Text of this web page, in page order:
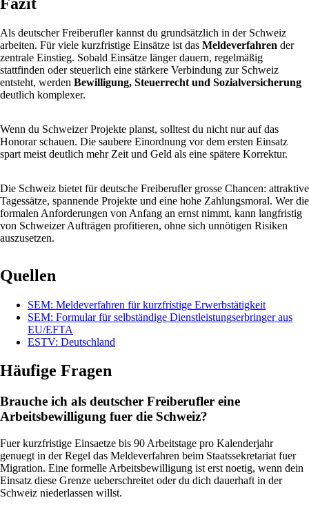
Als deutscher Freiberufler kannst du grundsätzlich in der Schweiz
arbeiten. Für viele kurzfristige Einsätze ist das Meldeverfahren der
zentrale Einstieg. Sobald Einsätze länger dauern, regelmäßig
stattfinden oder steuerlich eine stärkere Verbindung zur Schweiz
entsteht, werden Bewilligung, Steuerrecht und Sozialversicherung
deutlich komplexer.
Wenn du Schweizer Projekte planst, solltest du nicht nur auf das
Honorar schauen. Die saubere Einordnung vor dem ersten Einsatz
spart meist deutlich mehr Zeit und Geld als eine spätere Korrektur.
Die Schweiz bietet für deutsche Freiberufler grosse Chancen: attraktive
Tagessätze, spannende Projekte und eine hohe Zahlungsmoral. Wer die
formalen Anforderungen von Anfang an ernst nimmt, kann langfristig
von Schweizer Aufträgen profitieren, ohne sich unnötigen Risiken
auszusetzen.
Quellen
SEM: Meldeverfahren für kurzfristige Erwerbstätigkeit
SEM: Formular für selbständige Dienstleistungserbringer aus
EU/EFTA
ESTV: Deutschland
Häufige Fragen
Brauche ich als deutscher Freiberufler eine
Arbeitsbewilligung fuer die Schweiz?
Fuer kurzfristige Einsaetze bis 90 Arbeitstage pro Kalenderjahr
genuegt in der Regel das Meldeverfahren beim Staatssekretariat fuer
Migration. Eine formelle Arbeitsbewilligung ist erst noetig, wenn dein
Einsatz diese Grenze ueberschreitet oder du dich dauerhaft in der
Schweiz niederlassen willst.